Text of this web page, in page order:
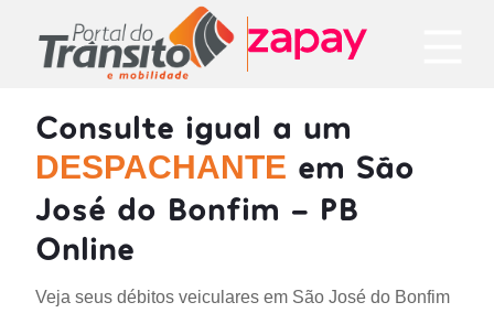
Consulte igual a um
DESPACHANTE em São
José do Bonfim - PB
Online
Veja seus débitos veiculares em São José do Bonfim